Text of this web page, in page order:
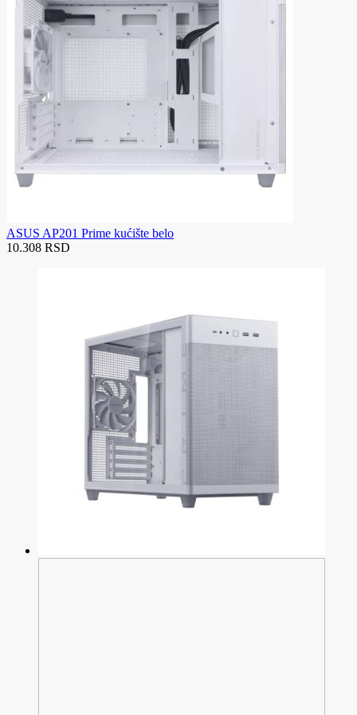
ASUS AP201 Prime kućište belo
10.308 RSD